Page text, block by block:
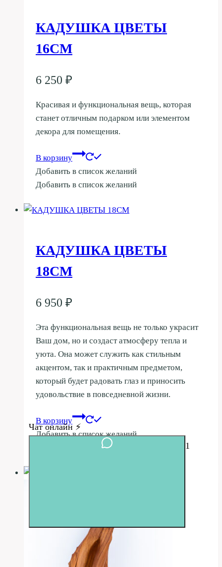
КАДУШКА ЦВЕТЫ
16СМ
6 250 ₽
Красивая и функциональная вещь, которая
станет отличным подарком или элементом
декора для помещения.
В корзину
Добавить в список желаний
Добавить в список желаний
КАДУШКА ЦВЕТЫ
18СМ
6 950 ₽
Эта функциональная вещь не только украсит
Ваш дом, но и создаст атмосферу тепла и
уюта. Она может служить как стильным
акцентом, так и практичным предметом,
который будет радовать глаз и приносить
удовольствие в повседневной жизни.
В корзину
Добавить в список желаний
Добавить в список желаний